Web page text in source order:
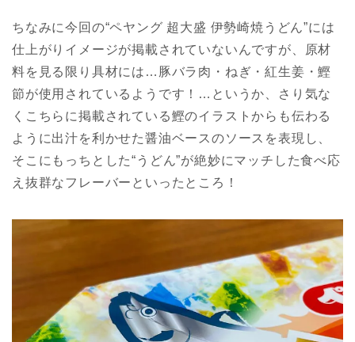
ちなみに今回の“ペヤング 超大盛 伊勢崎焼うどん”には
仕上がりイメージが掲載されていないんですが、原材
料を見る限り具材には…豚バラ肉・ねぎ・紅生姜・鰹
節が使用されているようです！…というか、さり気な
くこちらに掲載されている鰹のイラストからも伝わる
ように出汁を利かせた醤油ベースのソースを表現し、
そこにもっちとした“うどん”が絶妙にマッチした食べ応
え抜群なフレーバーといったところ！